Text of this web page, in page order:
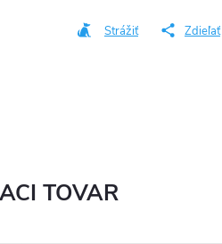
Strážiť Zdieľať
TOVAR